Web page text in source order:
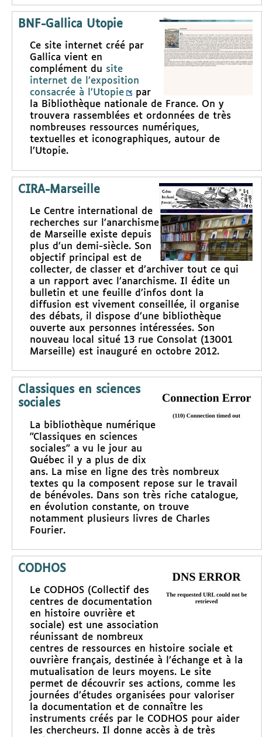
BNF-Gallica Utopie
Ce site internet créé par
Gallica vient en
complément du site
internet de l’exposition
consacrée à l’Utopie
par
la Bibliothèque nationale de France. On y
trouvera rassemblées et ordonnées de très
nombreuses ressources numériques,
textuelles et iconographiques, autour de
l’Utopie.
CIRA-Marseille
Le Centre international de
recherches sur l’anarchisme
de Marseille existe depuis
plus d’un demi-siècle. Son
objectif principal est de
collecter, de classer et d’archiver tout ce qui
a un rapport avec l’anarchisme. Il édite un
bulletin et une feuille d’infos dont la
diffusion est vivement conseillée, il organise
des débats, il dispose d’une bibliothèque
ouverte aux personnes intéressées. Son
nouveau local situé 13 rue Consolat (13001
Marseille) est inauguré en octobre 2012.
Classiques en sciences
sociales
La bibliothèque numérique
"Classiques en sciences
sociales" a vu le jour au
Québec il y a plus de dix
ans. La mise en ligne des très nombreux
textes qu la composent repose sur le travail
de bénévoles. Dans son très riche catalogue,
en évolution constante, on trouve
notamment plusieurs livres de Charles
Fourier.
CODHOS
Le CODHOS (Collectif des
centres de documentation
en histoire ouvrière et
sociale) est une association
réunissant de nombreux
centres de ressources en histoire sociale et
ouvrière français, destinée à l’échange et à la
mutualisation de leurs moyens. Le site
permet de découvrir ses actions, comme les
journées d’études organisées pour valoriser
la documentation et de connaître les
instruments créés par le CODHOS pour aider
les chercheurs. Il donne accès à de très